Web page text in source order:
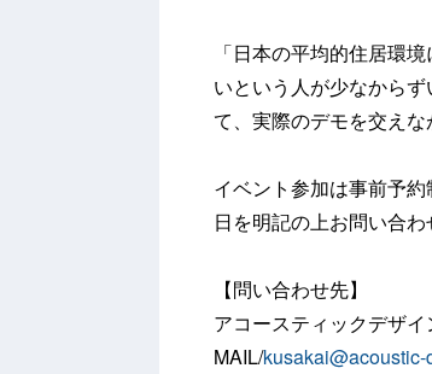
「日本の平均的住居環
いという人が少なから
て、実際のデモを交えな
イベント参加は事前予
日を明記の上お問い合
【問い合わせ先】
アコースティックデザイ
MAIL/